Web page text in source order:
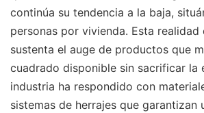
continúa su tendencia a la baja,
personas por vivienda. Esta realidad
sustenta el auge de productos que
cuadrado disponible sin sacrificar la
industria ha respondido con
sistemas de herrajes que garantizan